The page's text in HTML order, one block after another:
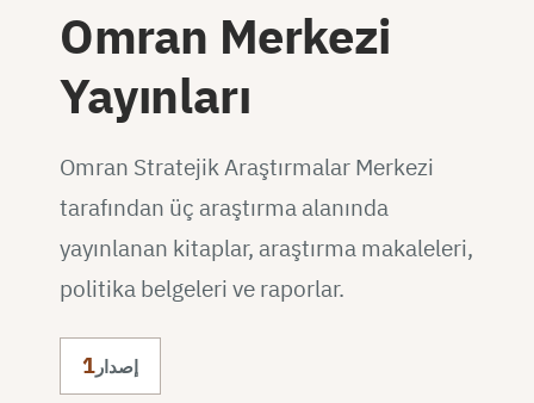
Omran Merkezi
Yayınları
Omran Stratejik Araştırmalar Merkezi
tarafından üç araştırma alanında
yayınlanan kitaplar, araştırma makaleleri,
politika belgeleri ve raporlar.
1إصدار